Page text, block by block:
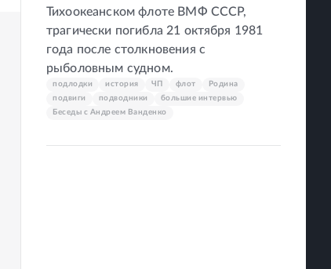
Тихоокеанском флоте ВМФ СССР,
трагически погибла 21 октября 1981
года после столкновения с
рыболовным судном.
подлодки история ЧП флот
Родина
подвиги
подводники
большие интервью
Беседы с Андреем Ванденко